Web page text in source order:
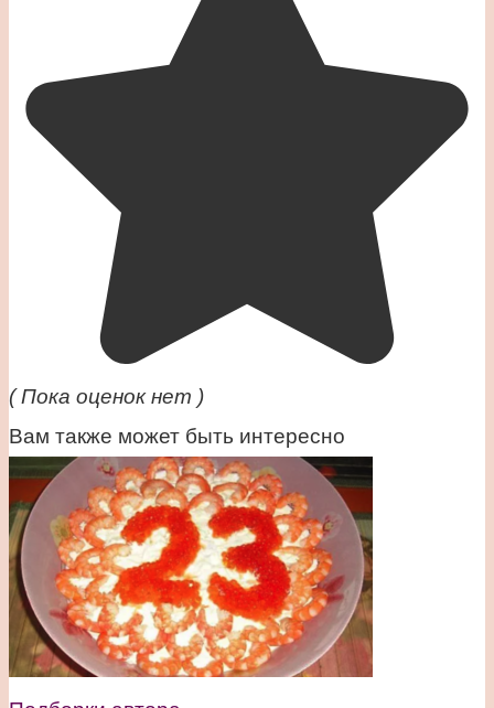
( Пока оценок нет )
Вам также может быть интересно